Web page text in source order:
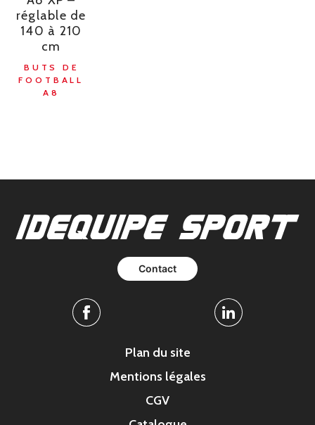
réglable de
140 à 210
cm
BUTS DE
FOOTBALL
A8
Contact
Facebook Linkedin
Plan du site
Mentions légales
CGV